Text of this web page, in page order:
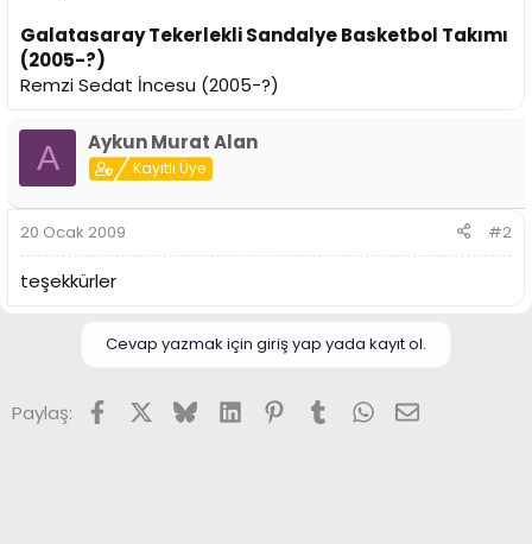
Galatasaray Tekerlekli Sandalye Basketbol Takımı
(2005-?)
Remzi Sedat İncesu (2005-?)
A Aykun Murat Alan
Kayıtlı Üye
20 Ocak 2009 #2
teşekkürler
Cevap yazmak için giriş yap yada kayıt ol.
Paylaş: FacebookX (Twitter)
BlueskyLinkedInPinterest
TumblrWhatsApp
E-posta